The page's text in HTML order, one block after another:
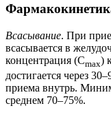
Всасывание. При
всасывается в
концентрация (Cmax)
достигается через
приема внутрь.
среднем 70–75%.